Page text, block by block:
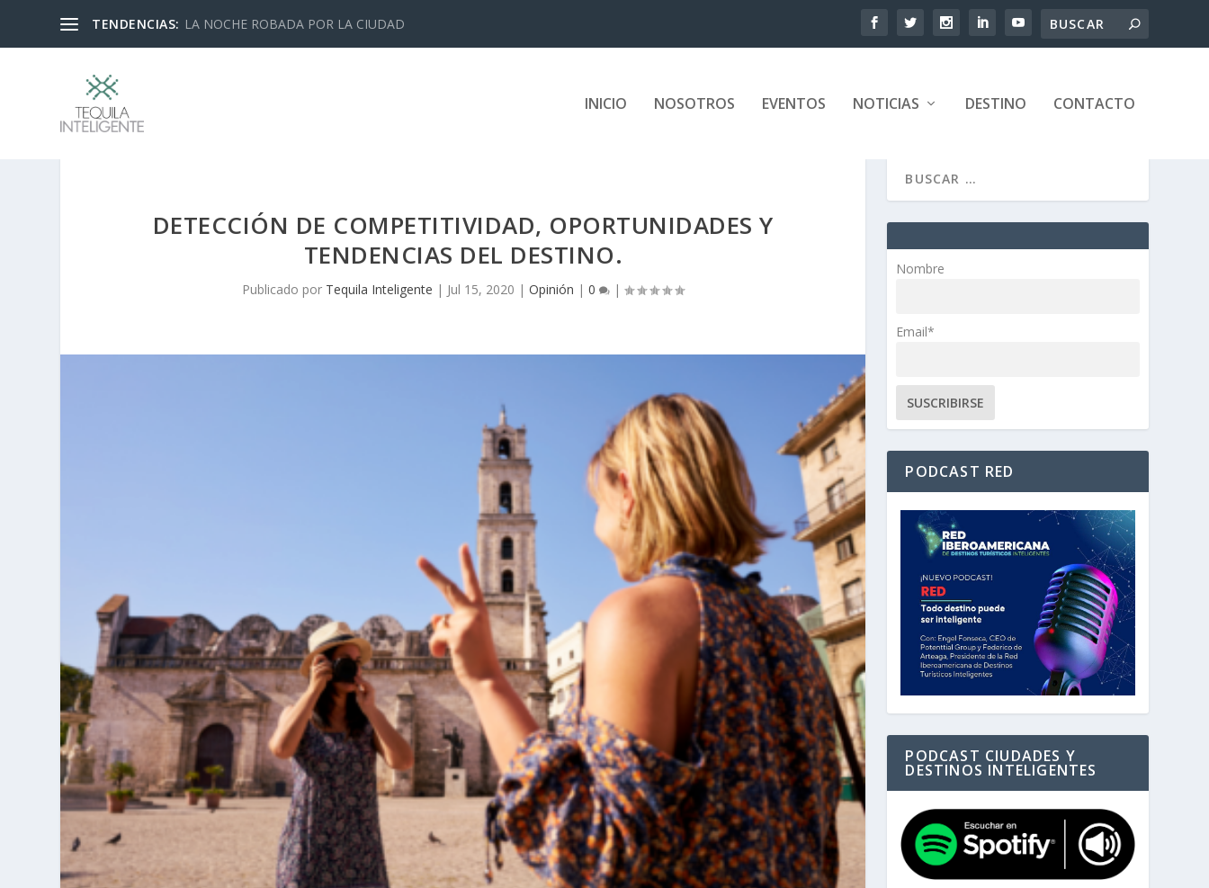
TENDENCIAS: LA NOCHE ROBADA POR LA CIUDAD
INICIO NOSOTROS EVENTOS NOTICIAS DESTINO CONTACTO
DETECCIÓN DE COMPETITIVIDAD, OPORTUNIDADES Y
TENDENCIAS DEL DESTINO.
Publicado por Tequila Inteligente | Jul 15, 2020 |Opinión |0 |
Nombre
Email*
PODCAST RED
PODCAST CIUDADES Y
DESTINOS INTELIGENTES